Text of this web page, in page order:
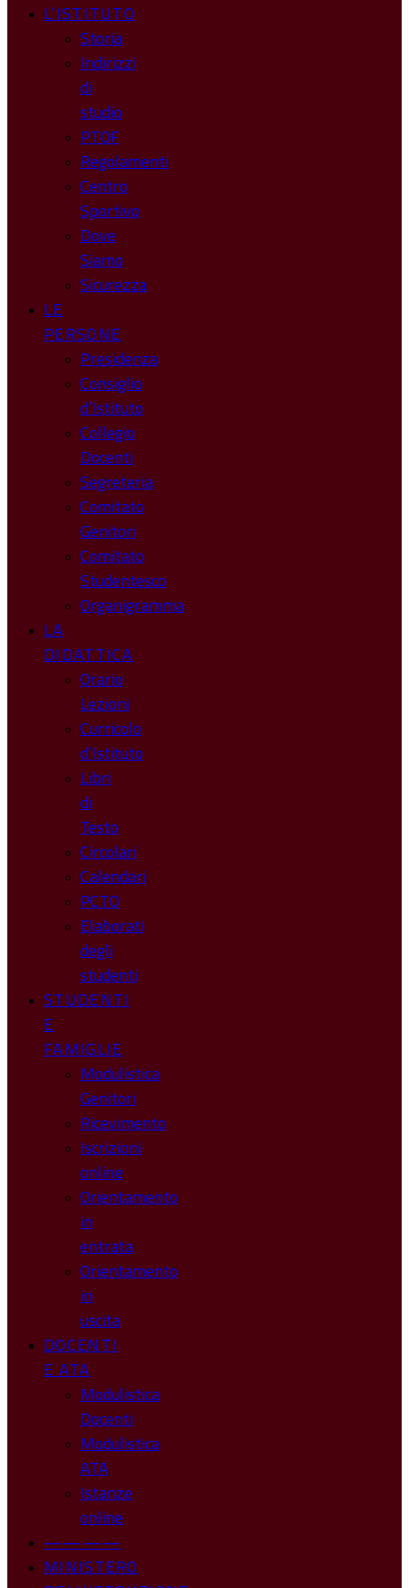
L’ISTITUTO
Storia
Indirizzi
di
studio
PTOF
Regolamenti
Centro
Sportivo
Dove
Siamo
Sicurezza
LE
PERSONE
Presidenza
Consiglio
d’Istituto
Collegio
Docenti
Segreteria
Comitato
Genitori
Comitato
Studentesco
Organigramma
LA
DIDATTICA
Orario
Lezioni
Curricolo
d’Istituto
Libri
di
Testo
Circolari
Calendari
PCTO
Elaborati
degli
studenti
STUDENTI
E
FAMIGLIE
Modulistica
Genitori
Ricevimento
Iscrizioni
online
Orientamento
in
entrata
Orientamento
in
uscita
DOCENTI
E ATA
Modulistica
Docenti
Modulistica
ATA
Istanze
online
————
MINISTERO